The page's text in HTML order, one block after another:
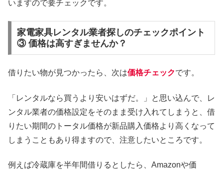
いますので要チェックです。
家電家具レンタル業者探しのチェックポイント
③ 価格は高すぎませんか？
借りたい物が見つかったら、次は価格チェックです。
「レンタルなら買うより安いはずだ。」と思い込んで、レ
ンタル業者の価格設定をそのまま受け入れてしまうと、借
りたい期間のトータル価格が新品購入価格より高くなって
しまうこともあり得ますので、注意したいところです。
例えば冷蔵庫を半年間借りるとしたら、Amazonや価